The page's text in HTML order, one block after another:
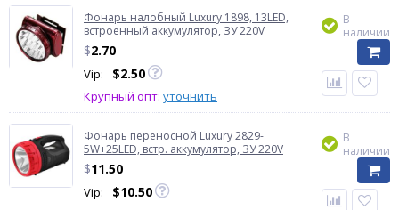
Фонарь налобный Luxury 1898, 13LED,
встроенный аккумулятор, ЗУ 220V
$2.70
Vip: $2.50
Крупный опт: уточнить
В
наличии
Фонарь переносной Luxury 2829-
5W+25LED, встр. аккумулятор, ЗУ 220V
$11.50
Vip: $10.50
В
наличии